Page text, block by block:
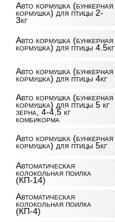
Авто кормушка (бункерная
кормушка) для птицы 2-
3кг
Авто кормушка (бункерная
кормушка) для птицы 4.5кг
Авто кормушка (бункерная
кормушка) для птицы 4кг
Авто кормушка (бункерная
кормушка) для птицы 5 кг
зерна, 4-4,5 кг
комбикорма
Авто кормушка (бункерная
кормушка) для птицы 5кг
Автоматическая
колокольная поилка
(КП-14)
Автоматическая
колокольная поилка
(КП-4)